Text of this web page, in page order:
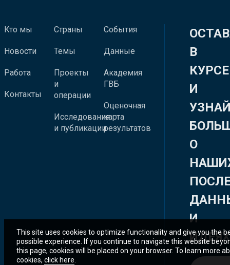
Кто мы
Новости
Работа
Контакты
Страны
Темы
Проекты
и
операции
Исследования
и публикации
События
Данные
Академия
ГВБ
Оценочная
карта
результатов
В
КУРСЕ
И
О
И
ИДЕЯХ
This site uses cookies to optimize functionality and give you the
possible experience. If you continue to navigate this website
this page, cookies will be placed on your browser. To learn more
cookies, click here